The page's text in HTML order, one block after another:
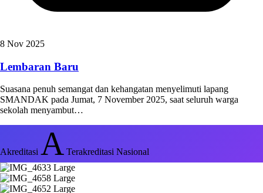
8 Nov 2025
Lembaran Baru
Suasana penuh semangat dan kehangatan menyelimuti lapang
SMANDAK pada Jumat, 7 November 2025, saat seluruh warga
sekolah menyambut…
Akreditasi A Terakreditasi Nasional